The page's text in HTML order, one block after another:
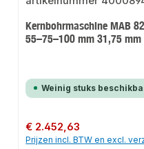
Kernbohrmaschine MAB
55–75–100 mm 31,75 mm
Weinig stuks
Normale prijs:
€ 2.452,63
Prijzen incl. BTW en excl.